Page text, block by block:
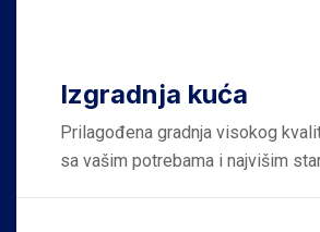
Izgradnja kuća
Prilagođena gradnja visokog
sa vašim potrebama i najvišim